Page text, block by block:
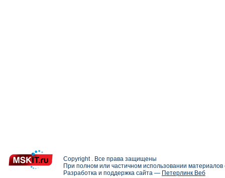
Copyright . Все права защищены
При полном или частичном использовании
Разработка и поддержка сайта — Петерлинк Веб